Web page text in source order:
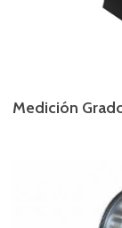
Medición